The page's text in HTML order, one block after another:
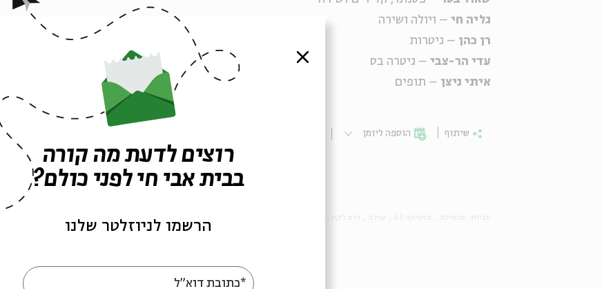
גליה חי – ויולה ושירה
רן כהן – גיטרות
עדי הר-צבי – גיטרה בס
איתי ניצן – תופים
שיתוף הוספה ליומן
סגור
רוצים לדעת מה קורה
בבית אבי חי לפני כולם?
הרשמו לניוזלטר שלנו
*כתובת דוא"ל